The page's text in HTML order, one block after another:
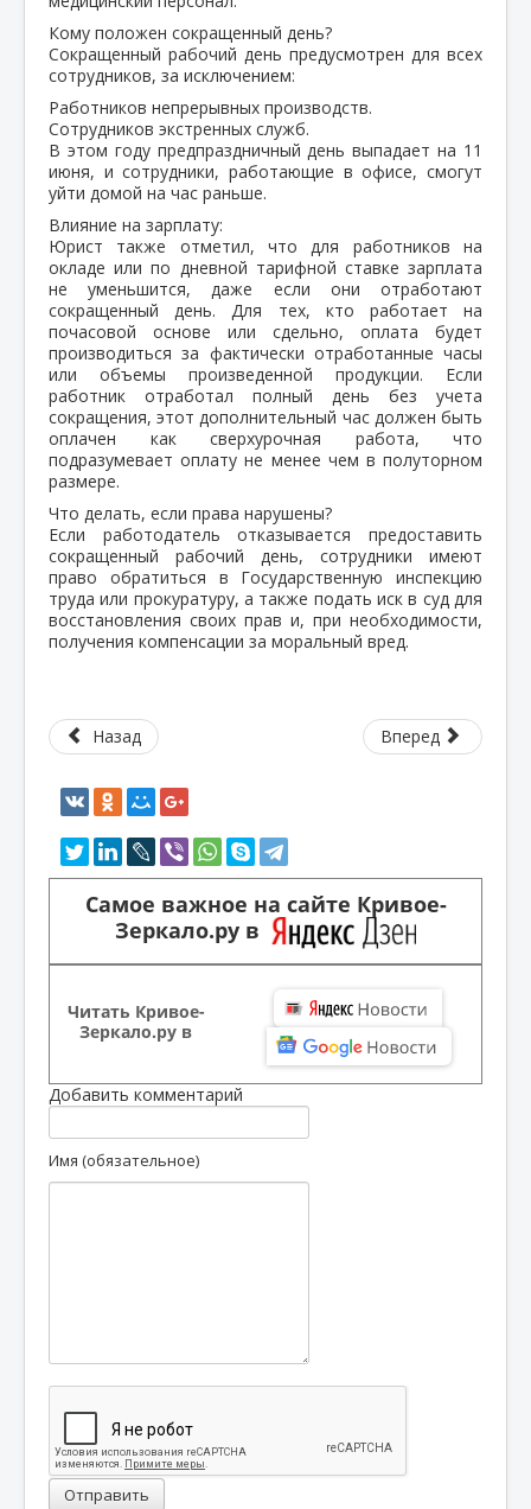
Кому положен сокращенный день?
Сокращенный рабочий день предусмотрен для всех
сотрудников, за исключением:
Работников непрерывных производств.
Сотрудников экстренных служб.
В этом году предпраздничный день выпадает на 11
июня, и сотрудники, работающие в офисе, смогут
уйти домой на час раньше.
Влияние на зарплату:
Юрист также отметил, что для работников на
окладе или по дневной тарифной ставке зарплата
не уменьшится, даже если они отработают
сокращенный день. Для тех, кто работает на
почасовой основе или сдельно, оплата будет
производиться за фактически отработанные часы
или объемы произведенной продукции. Если
работник отработал полный день без учета
сокращения, этот дополнительный час должен быть
оплачен как сверхурочная работа, что
подразумевает оплату не менее чем в полуторном
размере.
Что делать, если права нарушены?
Если работодатель отказывается предоставить
сокращенный рабочий день, сотрудники имеют
право обратиться в Государственную инспекцию
труда или прокуратуру, а также подать иск в суд для
восстановления своих прав и, при необходимости,
получения компенсации за моральный вред.
Назад Вперед
Самое важное на сайте Кривое-
Зеркало.ру в
Читать Кривое-
Зеркало.ру в
Добавить комментарий
Имя (обязательное)
Отправить